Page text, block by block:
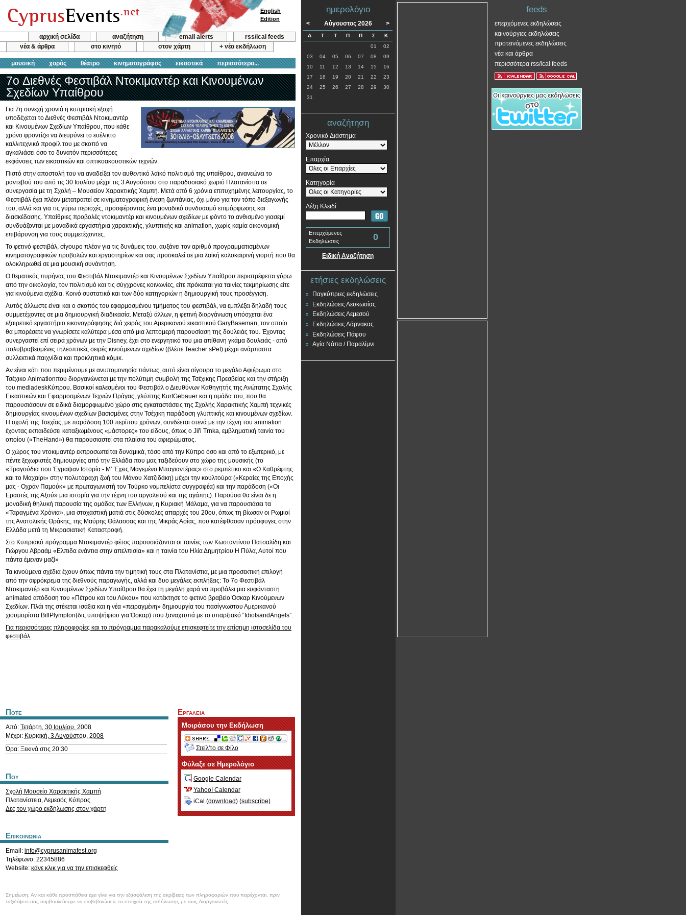
αρχική σελίδα αναζήτηση email alerts
rss/ical feeds
νέα & άρθρα
στο κινητό στον χάρτη + νέα εκδήλωση
μουσική χορός θέατρο κινηματογράφος εικαστικά περισσότερα...
English
Edition
7o Διεθνές Φεστιβάλ Ντοκιμαντέρ και Κινουμένων
Σχεδίων Υπαίθρου
Για 7η συνεχή χρονιά η κυπριακή εξοχή
υποδέχεται το Διεθνές Φεστιβάλ Ντοκιμαντέρ
και Κινουμένων Σχεδίων Υπαίθρου, που κάθε
χρόνο φροντίζει να διευρύνει το ευέλικτο
καλλιτεχνικό προφίλ του με σκοπό να
αγκαλιάσει όσο το δυνατόν περισσότερες
εκφάνσεις των εικαστικών και οπτικοακουστικών τεχνών.
Πιστό στην αποστολή του να αναδείξει τον αυθεντικό λαϊκό πολιτισμό της υπαίθρου, ανανεώνει το
ραντεβού του από τις 30 Ιουλίου μέχρι τις 3 Αυγούστου στο παραδοσιακό χωριό Πλατανίστια σε
συνεργασία με τη Σχολή – Μουσείον Χαρακτικής Χαμπή. Μετά από 6 χρόνια επιτυχημένης λειτουργίας, το
Φεστιβάλ έχει πλέον μετατραπεί σε κινηματογραφική ένεση ζωντάνιας, όχι μόνο για τον τόπο διεξαγωγής
του, αλλά και για τις γύρω περιοχές, προσφέροντας ένα μοναδικό συνδυασμό επιμόρφωσης και
διασκέδασης. Υπαίθριες προβολές ντοκιμαντέρ και κινουμένων σχεδίων με φόντο το ανθισμένο γιασεμί
συνδυάζονται με μοναδικά εργαστήρια χαρακτικής, γλυπτικής και animation, χωρίς καμία οικονομική
επιβάρυνση για τους συμμετέχοντες.
Το φετινό φεστιβάλ, σίγουρο πλέον για τις δυνάμεις του, αυξάνει τον αριθμό προγραμματισμένων
κινηματογραφικών προβολών και εργαστηρίων και σας προσκαλεί σε μια λαϊκή καλοκαιρινή γιορτή που θα
ολοκληρωθεί σε μια μουσική συνάντηση.
Ο θεματικός πυρήνας του Φεστιβάλ Ντοκιμαντέρ και Κινουμένων Σχεδίων Υπαίθρου περιστρέφεται γύρω
από την οικολογία, τον πολιτισμό και τις σύγχρονες κοινωνίες, είτε πρόκειται για ταινίες τεκμηρίωσης είτε
για κινούμενα σχέδια. Κοινό συστατικό και των δύο κατηγοριών η δημιουργική τους προσέγγιση.
Αυτός άλλωστε είναι και ο σκοπός του εφαρμοσμένου τμήματος του φεστιβάλ, να εμπλέξει δηλαδή τους
συμμετέχοντες σε μια δημιουργική διαδικασία. Μεταξύ άλλων, η φετινή διοργάνωση υπόσχεται ένα
εξαιρετικό εργαστήριο εικονογράφησης διά χειρός του Αμερικανού εικαστικού GaryBaseman, τον οποίο
θα μπορέσετε να γνωρίσετε καλύτερα μέσα από μια λεπτομερή παρουσίαση της δουλειάς του. Έχοντας
συνεργαστεί επί σειρά χρόνων με την Disney, έχει στο ενεργητικό του μια απίθανη γκάμα δουλειάς - από
πολυβραβευμένες τηλεοπτικές σειρές κινούμενων σχεδίων (βλέπε Teacher’sPet) μέχρι ανάρπαστα
συλλεκτικά παιχνίδια και προκλητικά κόμικ.
Αν είναι κάτι που περιμένουμε με ανυπομονησία πάντως, αυτό είναι σίγουρα το μεγάλο Αφιέρωμα στο
Τσέχικο Animationπου διοργανώνεται με την πολύτιμη συμβολή της Τσέχικης Πρεσβείας και την στήριξη
του mediadeskΚύπρου. Βασικοί καλεσμένοι του Φεστιβάλ ο Διευθύνων Καθηγητής της Ανώτατης Σχολής
Εικαστικών και Εφαρμοσμένων Τεχνών Πράγας, γλύπτης KurtGebauer και η ομάδα του, που θα
παρουσιάσουν σε ειδικά διαμορφωμένο χώρο στις εγκαταστάσεις της Σχολής Χαρακτικής Χαμπή τεχνικές
δημιουργίας κινουμένων σχεδίων βασισμένες στην Τσέχικη παράδοση γλυπτικής και κινουμένων σχεδίων.
Η σχολή της Τσεχίας, με παράδοση 100 περίπου χρόνων, συνδέεται στενά με την τέχνη του animation
έχοντας εκπαιδεύσει καταξιωμένους «μάστορες» του είδους, όπως ο Jiři Trnka, εμβληματική ταινία του
οποίου («TheHand») θα παρουσιαστεί στα πλαίσια του αφιερώματος.
Ο χώρος του ντοκιμαντέρ εκπροσωπείται δυναμικά, τόσο από την Κύπρο όσο και από το εξωτερικό, με
πέντε ξεχωριστές δημιουργίες από την Ελλάδα που μας ταξιδεύουν στο χώρο της μουσικής (το
«Τραγούδια που Έγραψαν Ιστορία - Μ’ Έχεις Μαγεμένο Μπαγιαντέρας» στο ρεμπέτικο και «Ο Καθρέφτης
και το Μαχαίρι» στην πολυτάραχη ζωή του Μάνου Χατζιδάκη) μέχρι την κουλτούρα («Κεραίες της Εποχής
μας - Οχράν Παμούκ» με πρωταγωνιστή τον Τούρκο νομπελίστα συγγραφέα) και την παράδοση («Οι
Εραστές της Αξού» μια ιστορία για την τέχνη του αργαλειού και της αγάπης). Παρούσα θα είναι δε η
μοναδική θηλυκή παρουσία της ομάδας των Ελλήνων, η Κυριακή Μάλαμα, για να παρουσιάσει τα
«Ταραγμένα Χρόνια», μια στοχαστική ματιά στις δύσκολες απαρχές του 20ου, όπως τη βίωσαν οι Ρωμιοί
της Ανατολικής Θράκης, της Μαύρης Θάλασσας και της Μικράς Ασίας, που κατέφθασαν πρόσφυγες στην
Ελλάδα μετά τη Μικρασιατική Καταστροφή.
Στο Κυπριακό πρόγραμμα Ντοκιμαντέρ φέτος παρουσιάζονται οι ταινίες των Κωσταντίνου Πατσαλίδη και
Γιώργου Αβραάμ «Ελπιδα ενάντια στην απελπισία» και η ταινία του Ηλία Δημητρίου Η Πύλα, Αυτοί που
πάντα έμεναν μαζί»
Τα κινούμενα σχέδια έχουν όπως πάντα την τιμητική τους στα Πλατανίστια, με μια προσεκτική επιλογή
από την αφρόκρεμα της διεθνούς παραγωγής, αλλά και δυο μεγάλες εκπλήξεις: Το 7ο Φεστιβάλ
Ντοκιμαντέρ και Κινουμένων Σχεδίων Υπαίθρου θα έχει τη μεγάλη χαρά να προβάλει μια ευφάνταστη
animated απόδοση του «Πέτρου και του Λύκου» που κατέκτησε το φετινό βραβείο Όσκαρ Κινούμενων
Σχεδίων. Πλάι της στέκεται ισάξια και η νέα «πειραγμένη» δημιουργία του πασίγνωστου Αμερικανού
χιουμορίστα BillPlympton(δις υποψήφιου για Όσκαρ) που ξαναχτυπά με το υπαρξιακό “IdiotsandAngels”.
Για περισσότερες πληροφορίες και το πρόγραμμα παρακαλούμε επισκεφτείτε την επίσημη ιστοσελίδα του
φεστιβάλ.
Ποτε
Από: Τετάρτη, 30 Ιουλίου, 2008
Μέχρι: Κυριακή, 3 Αυγούστου, 2008
Ώρα: Ξεκινά στις 20:30
Που
Σχολή Μουσείο Χαρακτικής Χαμπή
Πλατανίστεια,Λεμεσός Κύπρος
Δες τον χώρο εκδήλωσης στον χάρτη
Επικοινωνια
Email: info@cyprusanimafest.org
Τηλέφωνο: 22345886
Website: κάνε κλικ για να την επισκεφθείς
Εργαλεια
Μοιράσου την Εκδήλωση
Στείλ'το σε Φίλο
Φύλαξε σε Ημερολόγιο
Google Calendar
Yahoo! Calendar
iCal (download) (subscribe)
Σημείωση: Αν και κάθε προσπάθεια έχει γίνει για την εξασφάλιση της ακρίβειας των πληροφοριών που παρέχονται, πριν
ταξιδέψετε σας συμβουλεύουμε να επιβεβαιώσετε τα στοιχεία της εκδήλωσης με τους διοργανωτές.
ημερολόγιο
< Αύγουστος 2026 >
Δ Τ Τ Π Π Σ
Κ
01
02
03
04 05 06 07 08
09
10
11 12 13 14 15
16
17
18 19 20 21 22
23
24
25 26 27 28 29
30
31
αναζήτηση
Χρονικό Διάστημα
Επαρχία
Κατηγορία
Λέξη Κλειδί
Επερχόμενες
Εκδηλώσεις
0
Ειδική Αναζήτηση
ετήσιες εκδηλώσεις
Παγκύπριες εκδηλώσεις
Εκδηλώσεις Λευκωσίας
Εκδηλώσεις Λεμεσού
Εκδηλώσεις Λάρνακας
Εκδηλώσεις Πάφου
Αγία Νάπα / Παραλίμνι
feeds
επερχόμενες εκδηλώσεις
καινούργιες εκδηλώσεις
προτεινόμενες εκδηλώσεις
νέα και άρθρα
περισσότερα rss/ical feeds